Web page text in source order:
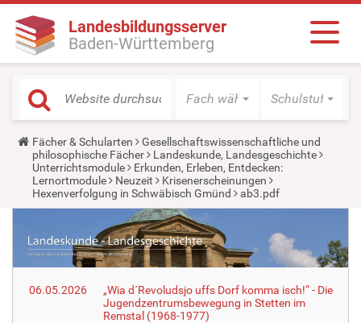
Landesbildungsserver
Baden-Württemberg
Fach wählen Schulstufe
Y
o
u
a
r
e
r
e
:
Fächer & Schularten
Gesellschaftswissenschaftliche und
philosophische Fächer
Landeskunde, Landesgeschichte
Unterrichtsmodule
Erkunden, Erleben, Entdecken:
Lernortmodule
Neuzeit
Krisenerscheinungen
Hexenverfolgung in Schwäbisch Gmünd
ab3.pdf
06.05.2026
„Wia d´Revoludsjo uffs Dorf komma isch!“ - Die
Jugendzentrumsbewegung in Stetten im
Remstal (1968-1977)